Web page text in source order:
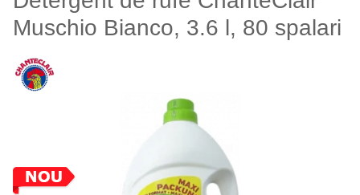
Muschio Bianco, 3.6 l, 80 spalari